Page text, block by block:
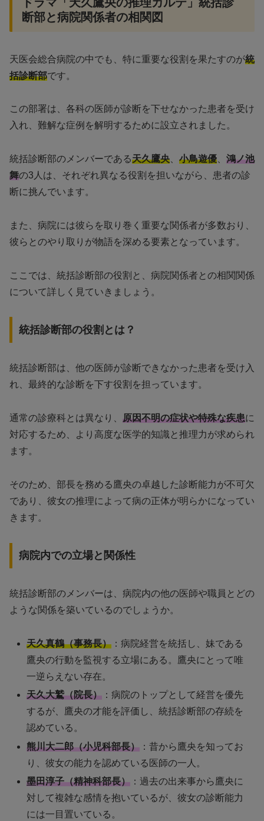
断部と病院関係者の相関図
天医会総合病院の中でも、特に重要な役割を果たすのが統
括診断部です。
この部署は、各科の医師が診断を下せなかった患者を受け
入れ、難解な症例を解明するために設立されました。
統括診断部のメンバーである天久鷹央 小鳥遊優
鴻ノ池
舞の3人は、それぞれ異なる役割を担いながら、患者の診
断に挑んでいます。
また、病院には彼らを取り巻く重要な関係者が多数おり、
彼らとのやり取りが物語を深める要素となっています。
ここでは、統括診断部の役割と、病院関係者との相関関係
について詳しく見ていきましょう。
統括診断部の役割とは？
統括診断部は、他の医師が診断できなかった患者を受け入
れ、最終的な診断を下す役割を担っています。
通常の診療科とは異なり、 原因不明の症状や特殊な疾患に
対応するため、より高度な医学的知識と推理力が求められ
ます。
そのため、部長を務める鷹央の卓越した診断能力が不可欠
であり、彼女の推理によって病の正体が明らかになってい
きます。
病院内での立場と関係性
統括診断部のメンバーは、病院内の他の医師や職員とどの
ような関係を築いているのでしょうか。
天久真鶴（事務長） ：病院経営を統括し、妹である
鷹央の行動を監視する立場にある。鷹央にとって唯
一逆らえない存在。
天久大鷲（院長） ：病院のトップとして経営を優先
するが、鷹央の才能を評価し、統括診断部の存続を
認めている。
熊川大二郎（小児科部長） ：昔から鷹央を知ってお
り、彼女の能力を認めている医師の一人。
墨田淳子（精神科部長） ：過去の出来事から鷹央に
対して複雑な感情を抱いているが、彼女の診断能力
には一目置いている。